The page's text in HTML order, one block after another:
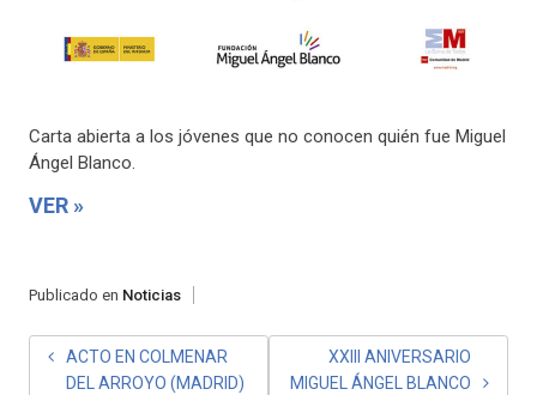
Carta abierta a los jóvenes que no conocen quién fue Miguel
Ángel Blanco.
VER »
Publicado en Noticias
NAVEGACIÓN
ACTO EN COLMENAR
DEL ARROYO (MADRID)
XXIII ANIVERSARIO
MIGUEL ÁNGEL BLANCO